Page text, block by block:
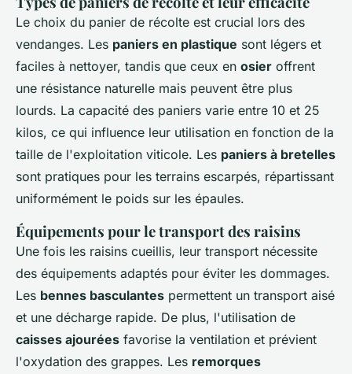
Le choix du panier de récolte est crucial lors des
vendanges. Les paniers en plastique sont légers et
faciles à nettoyer, tandis que ceux en osier offrent
une résistance naturelle mais peuvent être plus
lourds. La capacité des paniers varie entre 10 et 25
kilos, ce qui influence leur utilisation en fonction de la
taille de l'exploitation viticole. Les paniers à bretelles
sont pratiques pour les terrains escarpés, répartissant
uniformément le poids sur les épaules.
Équipements pour le transport des raisins
Une fois les raisins cueillis, leur transport nécessite
des équipements adaptés pour éviter les dommages.
Les bennes basculantes permettent un transport aisé
et une décharge rapide. De plus, l'utilisation de
caisses ajourées favorise la ventilation et prévient
l'oxydation des grappes. Les remorques